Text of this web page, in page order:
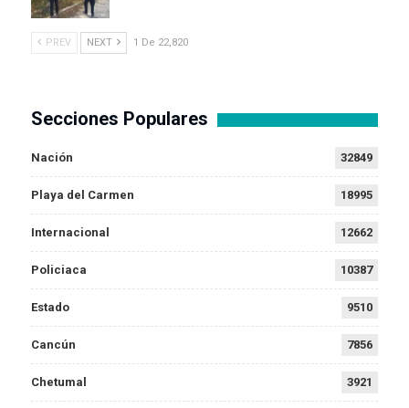
PREV NEXT 1 De 22,820
Secciones Populares
Nación 32849
Playa del Carmen 18995
Internacional 12662
Policiaca 10387
Estado 9510
Cancún 7856
Chetumal 3921